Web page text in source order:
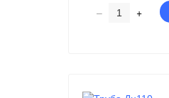
– +